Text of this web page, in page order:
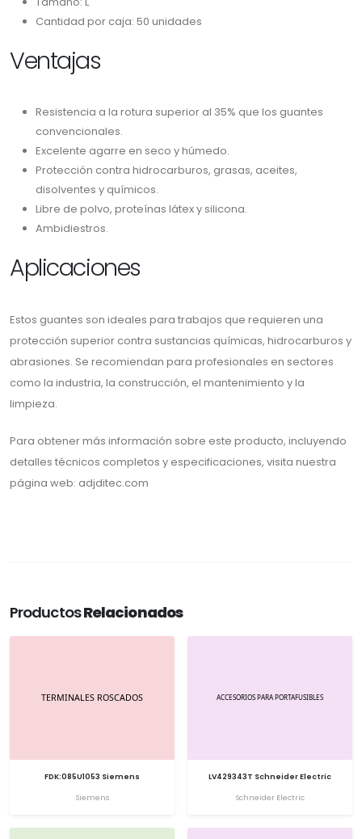
Cantidad por caja: 50 unidades
Ventajas
Resistencia a la rotura superior al 35% que los guantes
convencionales.
Excelente agarre en seco y húmedo.
Protección contra hidrocarburos, grasas, aceites,
disolventes y químicos.
Libre de polvo, proteínas látex y silicona.
Ambidiestros.
Aplicaciones
Estos guantes son ideales para trabajos que requieren una
protección superior contra sustancias químicas, hidrocarburos y
abrasiones. Se recomiendan para profesionales en sectores
como la industria, la construcción, el mantenimiento y la
limpieza.
Para obtener más información sobre este producto, incluyendo
detalles técnicos completos y especificaciones, visita nuestra
página web: adjditec.com
ProductosRelacionados
FDK:085U1053 Siemens
Siemens
LV429343T Schneider Electric
Schneider Electric